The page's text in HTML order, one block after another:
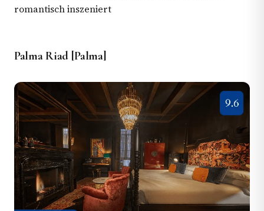
romantisch inszeniert
Palma Riad [Palma]